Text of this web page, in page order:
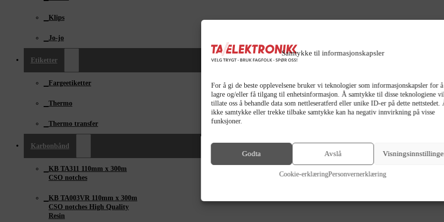
Samtykke til informasjonskapsler
For å gi de beste opplevelsene bruker vi teknologier som informasjonskapsler for å
lagre og/eller få tilgang til enhetsinformasjon. Å samtykke til disse teknologiene
tillate oss å behandle data som nettleseratferd eller unike ID-er på dette nettstedet.
ikke samtykke eller trekke tilbake samtykke kan ha negativ innvirkning på visse
funksjoner.
Godta Avslå
Cookie-erklæringPersonvernerklæring
Klips
Jo-jo
Etiketter
Fargeetiketter
Thermo
Thermo transfer
Karbonbånd
KB TA311 110mm x ­300m
CSO notches
KB TA003VR 110mm x 300m
CSO notches High Quality
Resin